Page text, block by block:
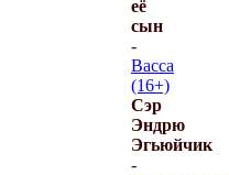
её
сын
-
Васса
(16+)
Сэр
Эндрю
Эгьюйчик
-